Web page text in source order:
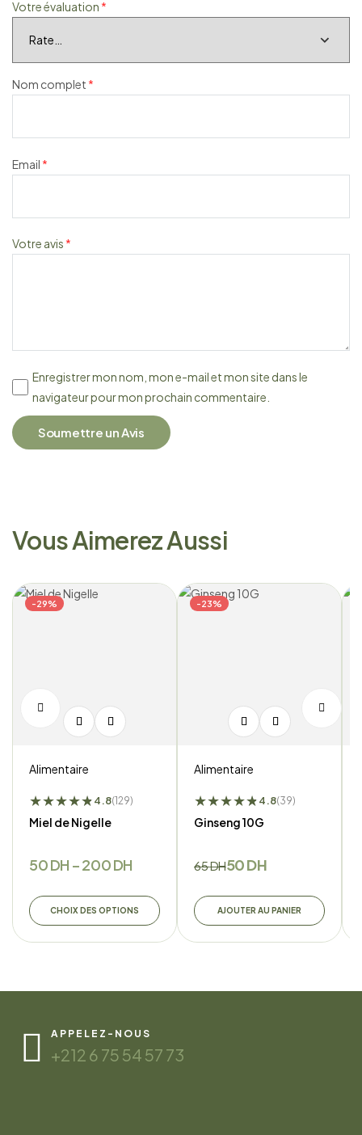
Votre évaluation *
Votre avis *
Nom complet *
Email *
Enregistrer mon nom, mon e-mail et mon site dans le
navigateur pour mon prochain commentaire.
Soumettre un Avis
Vous Aimerez Aussi
-29%
Alimentaire
★★★★★
★4.8(129)
Miel de Nigelle
50DH –200DH
CHOIX DES OPTIONS
-23%
Alimentaire
★★★★★
★4.8(39)
Ginseng 10G
65DH50DH
AJOUTER AU PANIER
APPELEZ-NOUS
+212 6 75 54 57 73